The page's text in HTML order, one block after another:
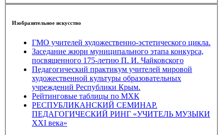
Изобразительное искусство
ГМО учителей художественно-эстетического цикла.
Заседание жюри муниципального этапа конкурса,
посвященного 175-летию П. И. Чайковского
Педагогический практикум учителей мировой
художественной культуры образовательных
учреждений Республики Крым.
Рейтинговые таблицы по МХК
РЕСПУБЛИКАНСКИЙ СЕМИНАР.
ПЕДАГОГИЧЕСКИЙ РИНГ «УЧИТЕЛЬ МУЗЫКИ
XXI века»